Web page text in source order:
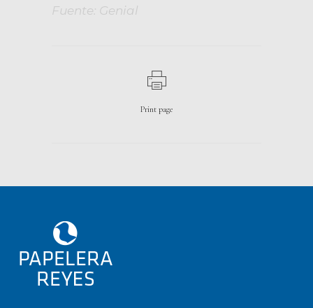
Fuente: Genial
Print page